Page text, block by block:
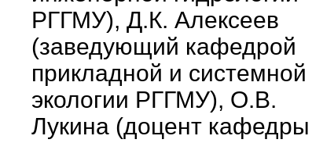
РГГМУ), Д.К. Алексеев
(заведующий кафедрой
прикладной и системной
экологии РГГМУ), О.В.
Лукина (доцент кафедры